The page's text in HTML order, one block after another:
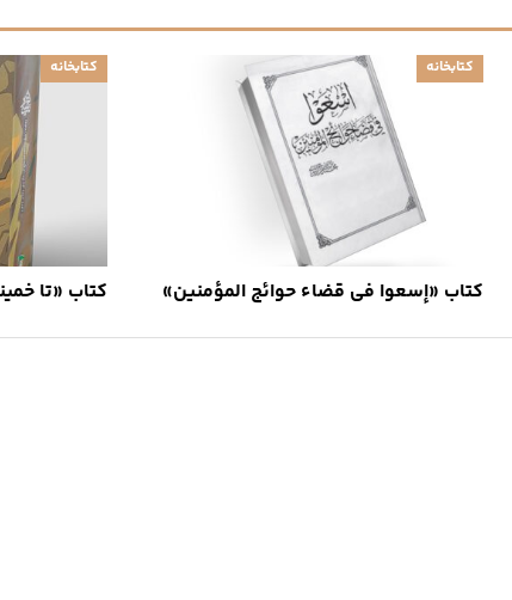
کتابخانه
کتاب «إسعوا فی قضاء حوائج المؤمنین»
کتابخانه
کتاب «تا